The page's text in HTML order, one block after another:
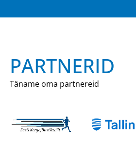
PARTNERID
Täname oma partnereid